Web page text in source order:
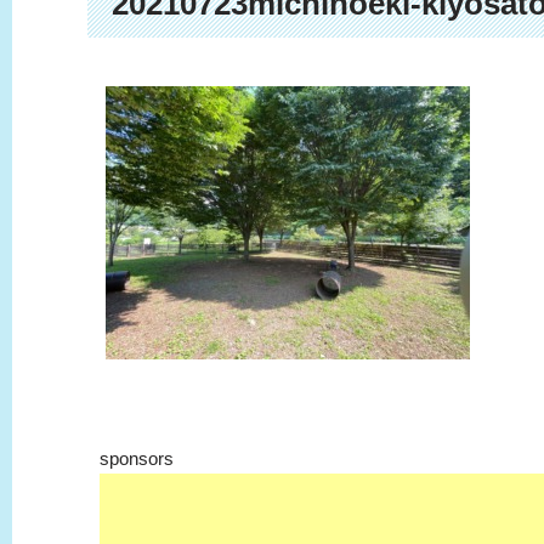
sponsors